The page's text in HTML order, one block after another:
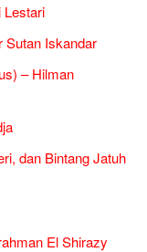
Lestari
Sutan Iskandar
– Hilman
dan Bintang Jatuh
El Shirazy